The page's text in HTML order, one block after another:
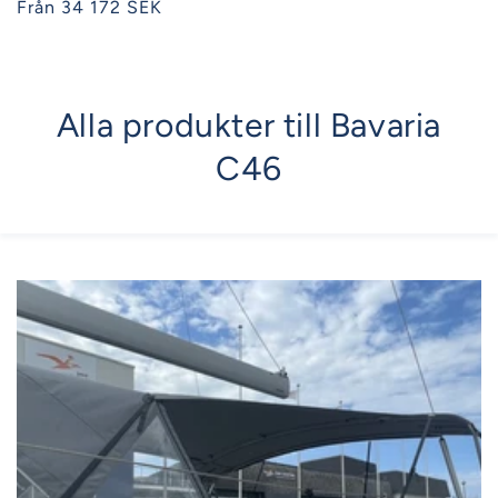
Ordinarie
Från 34 172 SEK
Alla produkter till Bavaria
C46